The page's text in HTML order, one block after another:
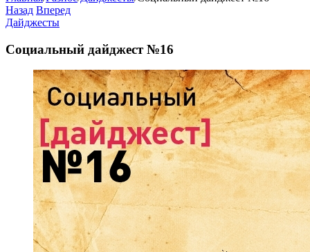
Назад Вперед
Дайджесты
Социальный дайджест №16